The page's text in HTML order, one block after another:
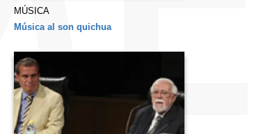
MÚSICA
Música al son quichua